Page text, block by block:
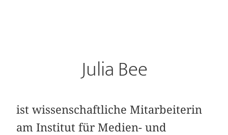
Julia Bee
ist wissenschaftliche Mitarbeiterin
am Institut für Medien- und